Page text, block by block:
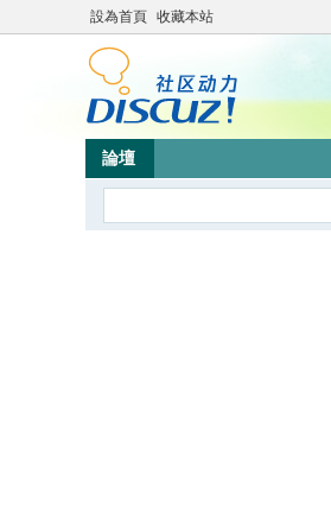
設為首頁 收藏本站
論壇